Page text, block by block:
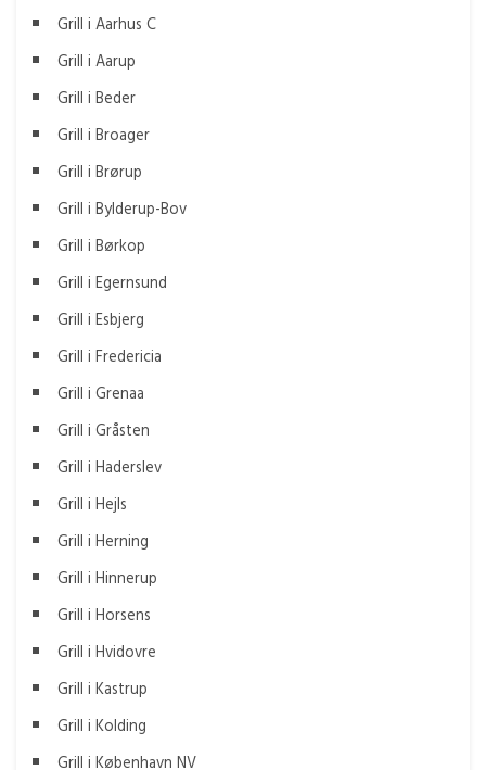
Grill i Aarhus C
Grill i Aarup
Grill i Beder
Grill i Broager
Grill i Brørup
Grill i Bylderup-Bov
Grill i Børkop
Grill i Egernsund
Grill i Esbjerg
Grill i Fredericia
Grill i Grenaa
Grill i Gråsten
Grill i Haderslev
Grill i Hejls
Grill i Herning
Grill i Hinnerup
Grill i Horsens
Grill i Hvidovre
Grill i Kastrup
Grill i Kolding
Grill i København NV